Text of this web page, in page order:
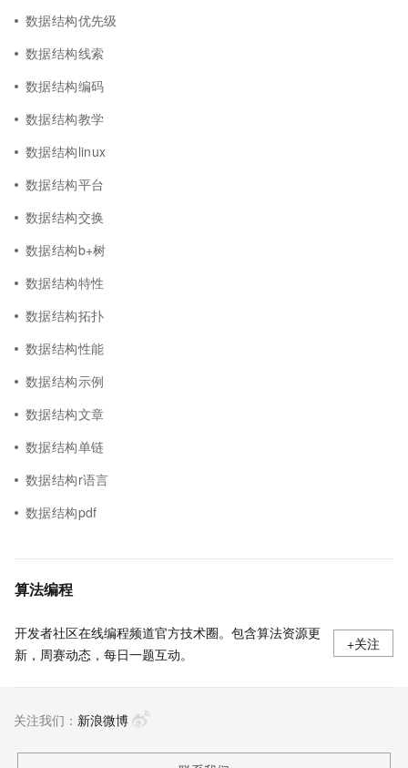
数据结构优先级
数据结构线索
数据结构编码
数据结构教学
数据结构linux
数据结构平台
数据结构交换
数据结构b+树
数据结构特性
数据结构拓扑
数据结构性能
数据结构示例
数据结构文章
数据结构单链
数据结构r语言
数据结构pdf
算法编程
开发者社区在线编程频道官方技术圈。包含算法资源更
新，周赛动态，每日一题互动。
+关注
关注我们： 新浪微博